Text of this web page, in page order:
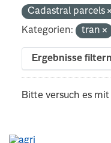
Cadastral parcels
Kategorien:
tran
Ergebnisse filtern
Bitte versuch es